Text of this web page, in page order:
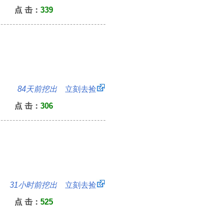
点 击： 339
84天前挖出 立刻去捡
点 击： 306
31小时前挖出 立刻去捡
点 击： 525